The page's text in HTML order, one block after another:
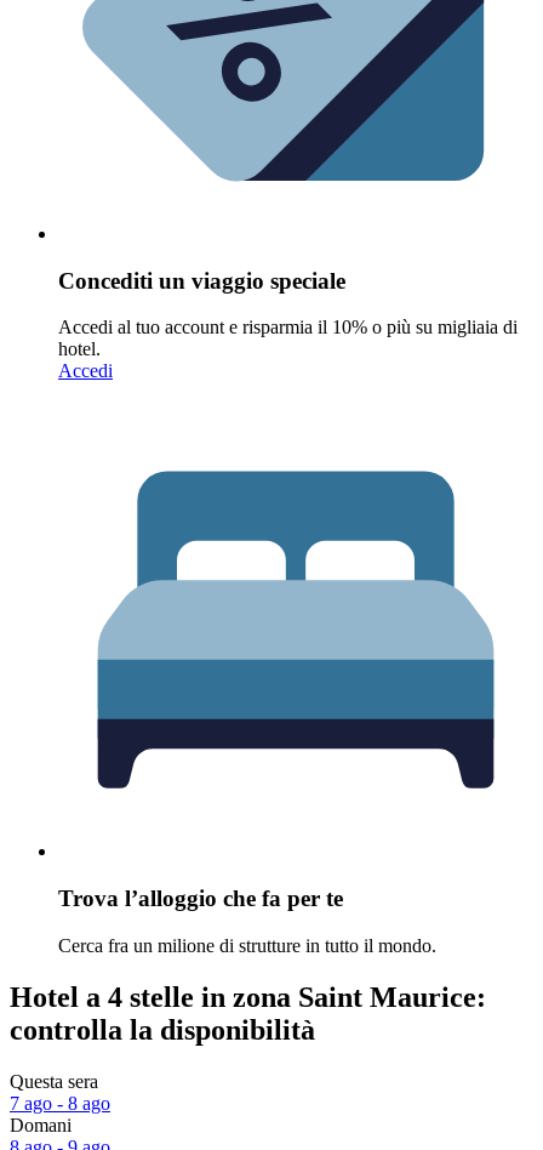
Concediti un viaggio speciale
Accedi al tuo account e risparmia il 10% o più su migliaia di
hotel.
Accedi
Trova l’alloggio che fa per te
Cerca fra un milione di strutture in tutto il mondo.
Hotel a 4 stelle in zona Saint Maurice:
controlla la disponibilità
Questa sera
7 ago - 8 ago
Domani